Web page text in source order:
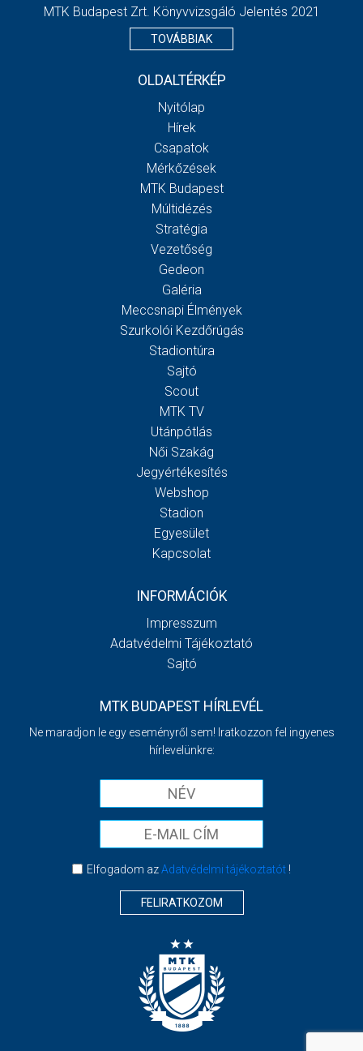
MTK Budapest Zrt. Könyvvizsgáló Jelentés 2021
TOVÁBBIAK
OLDALTÉRKÉP
Nyitólap
Hírek
Csapatok
Mérkőzések
MTK Budapest
Múltidézés
Stratégia
Vezetőség
Gedeon
Galéria
Meccsnapi Élmények
Szurkolói Kezdőrúgás
Stadiontúra
Sajtó
Scout
MTK TV
Utánpótlás
Női Szakág
Jegyértékesítés
Webshop
Stadion
Egyesület
Kapcsolat
INFORMÁCIÓK
Impresszum
Adatvédelmi Tájékoztató
Sajtó
MTK BUDAPEST HÍRLEVÉL
Ne maradjon le egy eseményről sem! Iratkozzon fel ingyenes
hírlevelünkre:
Elfogadom azAdatvédelmi tájékoztatót!
FELIRATKOZOM